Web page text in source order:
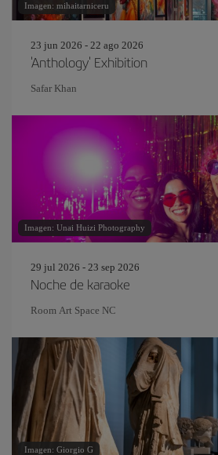
Imagen: mihaitarniceru
23 jun 2026 - 22 ago 2026
'Anthology' Exhibition
Safar Khan
Imagen: Unai Huizi Photography
29 jul 2026 - 23 sep 2026
Noche de karaoke
Room Art Space NC
Imagen: Giorgio G